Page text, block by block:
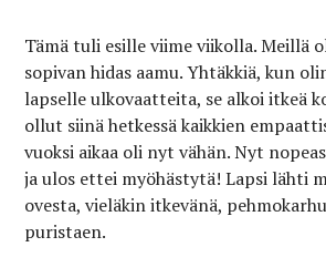
Tämä tuli esille viime viikolla. Meillä
sopivan hidas aamu. Yhtäkkiä, kun
lapselle ulkovaatteita, se alkoi itkeä
ollut siinä hetkessä kaikkien
vuoksi aikaa oli nyt vähän. Nyt
ja ulos ettei myöhästytä! Lapsi lähti
ovesta, vieläkin itkevänä,
puristaen.